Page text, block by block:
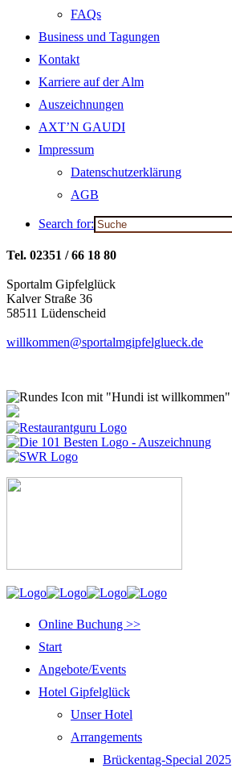
FAQs
Business und Tagungen
Kontakt
Karriere auf der Alm
Auszeichnungen
AXT’N GAUDI
Impressum
Datenschutzerklärung
AGB
Search for:
Tel. 02351 / 66 18 80
Sportalm Gipfelglück
Kalver Straße 36
58511 Lüdenscheid
willkommen@sportalmgipfelglueck.de
Online Buchung >>
Start
Angebote/Events
Hotel Gipfelglück
Unser Hotel
Arrangements
Brückentag-Special 2025